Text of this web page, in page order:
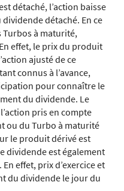
détaché, l’action baisse
détaché. En ce
Turbos à maturité,
effet, le prix du produit
ajusté de ce
connus à l’avance,
pour connaître le
du dividende. Le
pris en compte
ou du Turbo à maturité
le produit dérivé est
dividende est également
effet, prix d’exercice et
du dividende le jour du